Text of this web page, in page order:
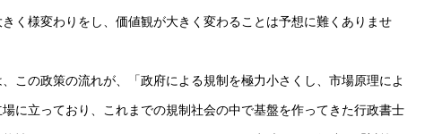
く様変わりをし、価値観が大きく変わることは予想に難くありませ
この政策の流れが、「政府による規制を極力小さくし、市場原理によ
に立っており、これまでの規制社会の中で基盤を作ってきた行政書士